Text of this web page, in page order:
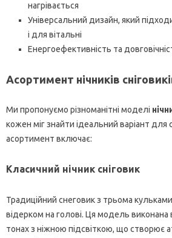
нагрівається
Універсальний дизайн, який
і для вітальні
Енергоефективність та
Асортимент нічників
Ми пропонуємо різноманітні моделі
кожен міг знайти ідеальний варіант для
асортимент включає:
Класичний нічник сніговик
Традиційний снеговик з трьома
відерком на голові. Ця модель
тонах з ніжною підсвіткою, що створює